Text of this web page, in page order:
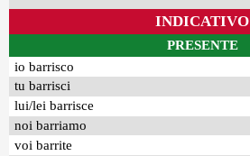
INDICATIVO
PRESENTE
io barrisco
tu barrisci
lui/lei barrisce
noi barriamo
voi barrite